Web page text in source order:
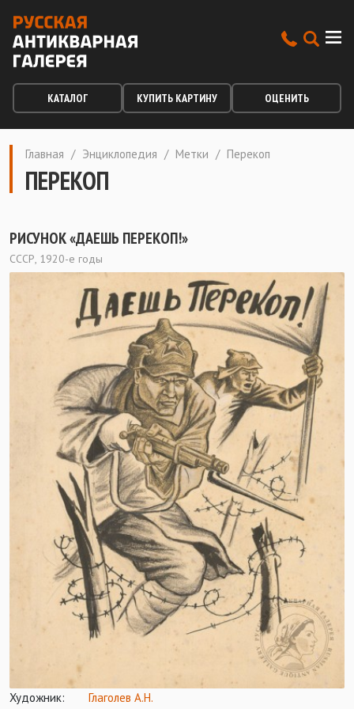
КАТАЛОГ КУПИТЬ КАРТИНУ ОЦЕНИТЬ
Главная / Энциклопедия / Метки / Перекоп
ПЕРЕКОП
РИСУНОК «ДАЕШЬ ПЕРЕКОП!»
СССР, 1920-е годы
Художник:
Глаголев А.Н.